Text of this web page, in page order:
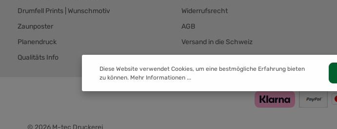
Drumfell Prints | Wunschmotiv
Zaunposter
Planendruck
Qualitäts Info
Widerrufsrecht
AGB
Versand in die Schweiz
Versand & Zahlung
© 2026 M-tec Druckerei
Diese Website verwendet Cookies, um eine bestmögliche Erfahrung bieten
zu können. Mehr Informationen ...